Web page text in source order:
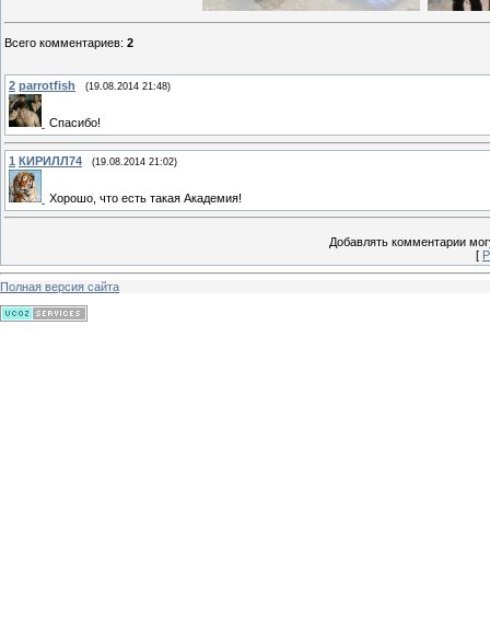
Всего комментариев: 2
2 parrotfish (19.08.2014 21:48)
Спасибо!
1 КИРИЛЛ74 (19.08.2014 21:02)
Хорошо, что есть такая Академия!
Добавлять комментарии
[
Полная версия сайта